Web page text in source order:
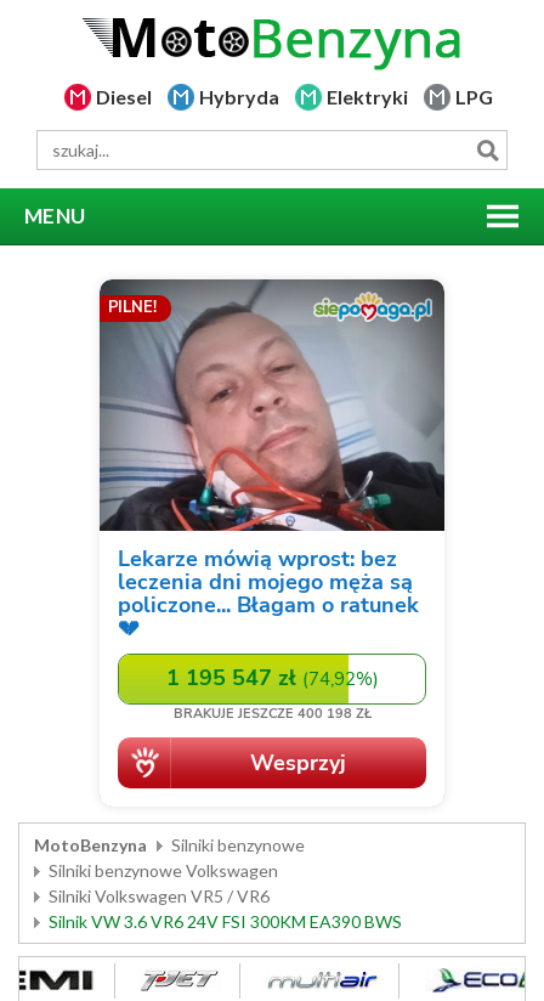
Diesel Hybryda Elektryki LPG
MENU
MotoBenzyna
Silniki benzynowe
Silniki benzynowe Volkswagen
Silniki Volkswagen VR5 / VR6
Silnik VW 3.6 VR6 24V FSI 300KM EA390 BWS